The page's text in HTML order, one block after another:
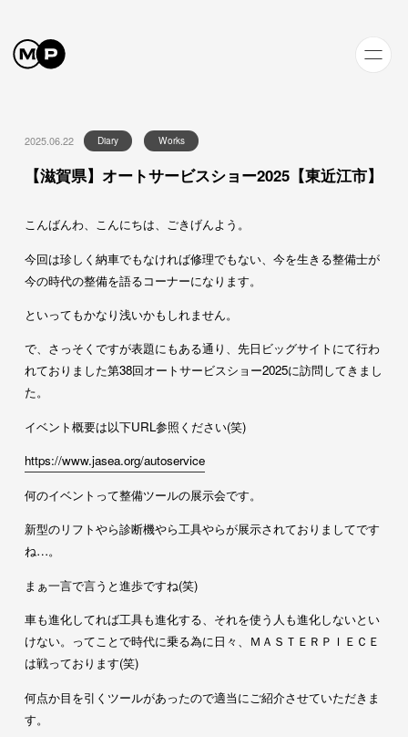
2025.06.22 Diary Works
【滋賀県】オートサービスショー2025【東近江市】
こんばんわ、こんにちは、ごきげんよう。
今回は珍しく納車でもなければ修理でもない、今を生きる整備士が
今の時代の整備を語るコーナーになります。
といってもかなり浅いかもしれません。
で、さっそくですが表題にもある通り、先日ビッグサイトにて行わ
れておりました第38回オートサービスショー2025に訪問してきまし
た。
イベント概要は以下URL参照ください(笑)
https://www.jasea.org/autoservice
何のイベントって整備ツールの展示会です。
新型のリフトやら診断機やら工具やらが展示されておりましてです
ね…。
まぁ一言で言うと進歩ですね(笑)
車も進化してれば工具も進化する、それを使う人も進化しないとい
けない。ってことで時代に乗る為に日々、ＭＡＳＴＥＲＰＩＥＣＥ
は戦っております(笑)
何点か目を引くツールがあったので適当にご紹介させていただきま
す。